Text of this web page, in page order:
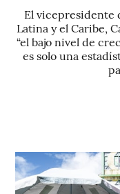
El vicepresidente
Latina y el Caribe,
“el bajo nivel de
es solo una